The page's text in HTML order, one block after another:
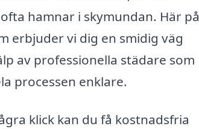
hamnar i skymundan. Här på
erbjuder vi dig en smidig väg
av professionella städare som
processen enklare.
klick kan du få kostnadsfria